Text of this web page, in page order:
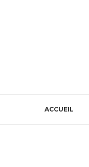
ACCUEIL